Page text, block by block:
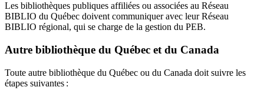
Les bibliothèques publiques affiliées ou associées au Réseau
BIBLIO du Québec doivent communiquer avec leur Réseau
BIBLIO régional, qui se charge de la gestion du PEB.
Autre bibliothèque du Québec et du Canada
Toute autre bibliothèque du Québec ou du Canada doit suivre les
étapes suivantes :